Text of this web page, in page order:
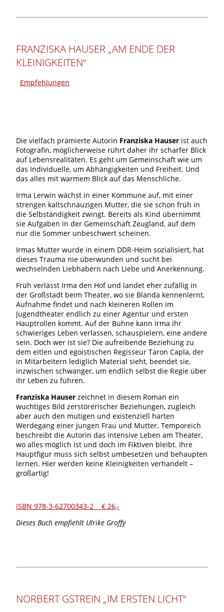
FRANZISKA HAUSER „AM ENDE DER
KLEINIGKEITEN“
Empfehlungen
Die vielfach prämierte Autorin Franziska Hauser ist auch
Fotografin, möglicherweise rührt daher ihr scharfer Blick
auf Lebensrealitäten. Es geht um Gemeinschaft wie um
das Individuelle, um Abhängigkeiten und Freiheit. Und
das alles mit warmem Blick auf das Menschliche.
Irma Lerwin wächst in einer Kommune auf, mit einer
strengen kaltschnäuzigen Mutter, die sie schon früh in
die Selbständigkeit zwingt. Bereits als Kind übernimmt
sie Aufgaben in der Gemeinschaft Zeugland, auf dem
nur die Sommer unbeschwert scheinen.
Irmas Mutter wurde in einem DDR-Heim sozialisiert, hat
dieses Trauma nie überwunden und sucht bei
wechselnden Liebhabern nach Liebe und Anerkennung.
Früh verlässt Irma den Hof und landet eher zufällig in
der Großstadt beim Theater, wo sie Blanda kennenlernt,
Aufnahme findet und nach kleineren Rollen im
Jugendtheater endlich zu einer Agentur und ersten
Hauptrollen kommt. Auf der Bühne kann Irma ihr
schwieriges Leben verlassen, schauspielern, eine andere
sein. Doch wer ist sie? Die aufreibende Beziehung zu
dem eitlen und egoistischen Regisseur Taron Capla, der
in Mitarbeitern lediglich Material sieht, beendet sie,
inzwischen schwanger, um endlich selbst die Regie über
ihr Leben zu führen.
Franziska Hauser zeichnet in diesem Roman ein
wuchtiges Bild zerstörerischer Beziehungen, zugleich
aber auch den mutigen und existenziell harten
Werdegang einer jungen Frau und Mutter. Temporeich
beschreibt die Autorin das intensive Leben am Theater,
wo alles möglich ist und doch im Fiktiven bleibt. Ihre
Hauptfigur muss sich selbst umbesetzen und behaupten
lernen. Hier werden keine Kleinigkeiten verhandelt –
großartig!
ISBN 978-3-62700343-2 € 26,-
Dieses Buch empfiehlt Ulrike Groffy
NORBERT GSTREIN „IM ERSTEN LICHT“